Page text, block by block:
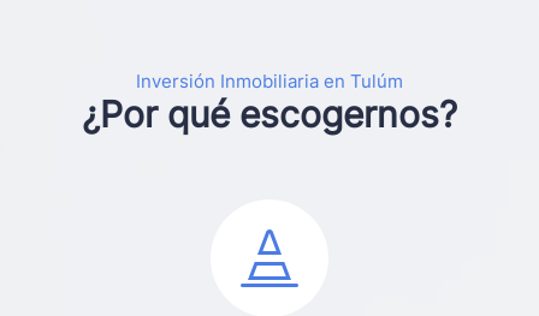
Inversión Inmobiliaria en Tulúm
¿Por qué escogernos?
